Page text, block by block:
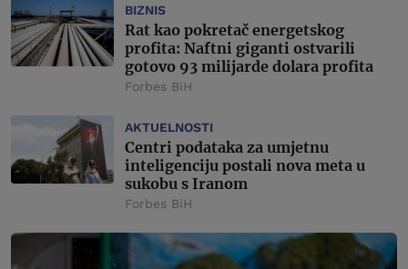
BIZNIS
Rat kao pokretač energetskog
profita: Naftni giganti ostvarili
gotovo 93 milijarde dolara profita
Forbes BiH
AKTUELNOSTI
Centri podataka za umjetnu
inteligenciju postali nova meta u
sukobu s Iranom
Forbes BiH